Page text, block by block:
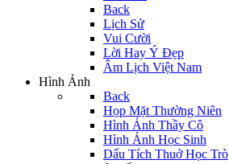
Back
Lịch Sử
Vui Cười
Lời Hay Ý Đẹp
Âm Lịch Việt Nam
Hình Ảnh
Back
Họp Mặt Thường Niên
Hình Ảnh Thầy Cô
Hình Ảnh Học Sinh
Dấu Tích Thuở Học Trò